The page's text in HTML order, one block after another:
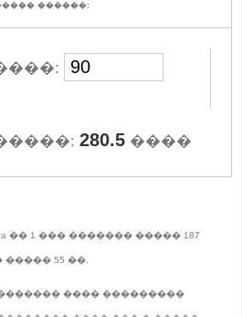
������:
280.5 ����
�� 1 ��� ������� ����� 187
55 ��.
���� ���������